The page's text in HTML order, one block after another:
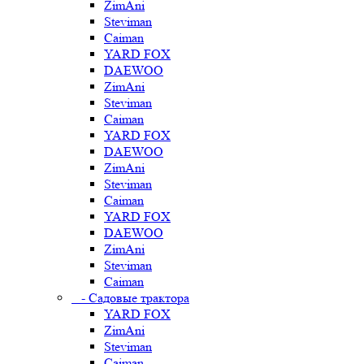
ZimAni
Steviman
Caiman
YARD FOX
DAEWOO
ZimAni
Steviman
Caiman
YARD FOX
DAEWOO
ZimAni
Steviman
Caiman
YARD FOX
DAEWOO
ZimAni
Steviman
Caiman
- Садовые трактора
YARD FOX
ZimAni
Steviman